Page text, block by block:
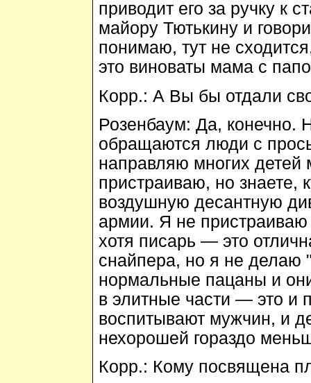
приводит его за ручку к
майору Тютькину и
понимаю, тут не
это виноваты мама с
Корр.: А Вы бы отдали
Розенбаум: Да, конечно.
обращаются люди с
направляю многих детей
пристраиваю, но знаете,
воздушную десантную
армии. Я не
хотя писарь — это
снайпера, но я не делаю
нормальные пацаны и
в элитные части — это и
воспитывают мужчин, и
нехорошей гораздо
Корр.: Кому посвящена